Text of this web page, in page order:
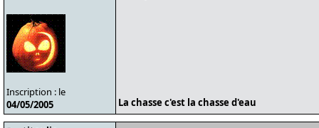
Inscription : le
04/05/2005
La chasse c'est la chasse d'eau